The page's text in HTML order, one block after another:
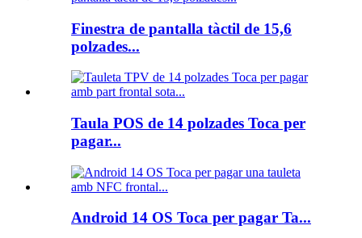
Finestra de pantalla tàctil de 15,6
polzades...
Taula POS de 14 polzades Toca per
pagar...
Android 14 OS Toca per pagar Ta...